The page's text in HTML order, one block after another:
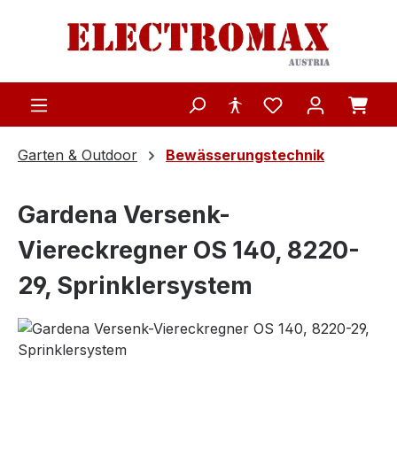
Zum Hauptinhalt springen
Garten & Outdoor Bewässerungstechnik
Gardena Versenk-
Viereckregner OS 140, 8220-
29, Sprinklersystem
Bildergalerie überspringen